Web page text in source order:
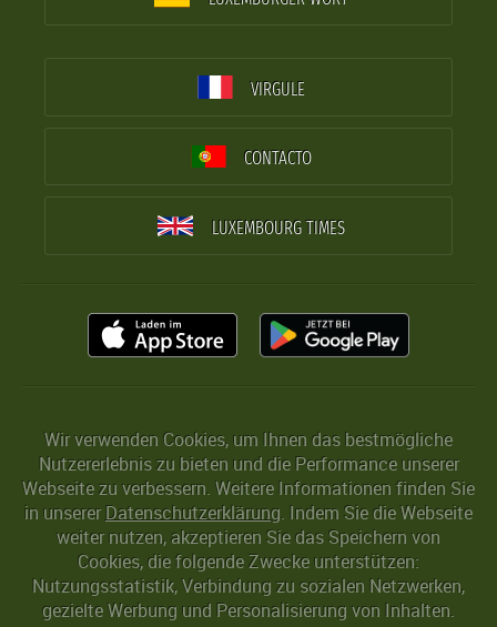
VIRGULE
CONTACTO
LUXEMBOURG TIMES
Wir verwenden Cookies, um Ihnen das bestmögliche
Nutzererlebnis zu bieten und die Performance unserer
Webseite zu verbessern. Weitere Informationen finden Sie
in unserer Datenschutzerklärung. Indem Sie die Webseite
weiter nutzen, akzeptieren Sie das Speichern von
Cookies, die folgende Zwecke unterstützen:
Nutzungsstatistik, Verbindung zu sozialen Netzwerken,
gezielte Werbung und Personalisierung von Inhalten.